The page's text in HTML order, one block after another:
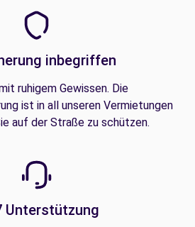
inbegriffen
ruhigem Gewissen. Die
ist in all unseren Vermietungen
auf der Straße zu schützen.
Unterstützung